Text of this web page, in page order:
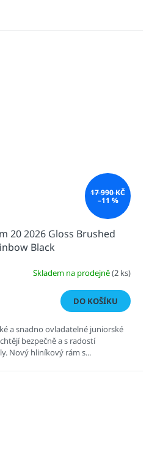
17 990 KČ
–11 %
20 2026 Gloss Brushed
Black
Skladem na prodejně(2 ks)
DO KOŠÍKU
a snadno ovladatelné juniorské
bezpečně a s radostí
Nový hliníkový rám s...